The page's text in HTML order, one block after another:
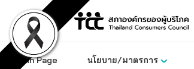
content
Main Page นโยบาย/มาตรการ